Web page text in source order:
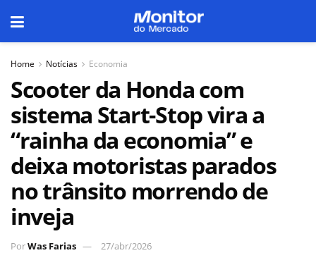
Home Notícias Economia
Scooter da Honda com
sistema Start-Stop vira a
“rainha da economia” e
deixa motoristas parados
no trânsito morrendo de
inveja
PorWas Farias 27/abr/2026